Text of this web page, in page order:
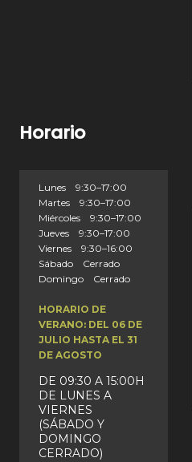
Horario
Lunes 9:30–17:00
Martes 9:30–17:00
Miércoles 9:30–17:00
Jueves 9:30–17:00
Viernes 9:30–16:00
Sábado Cerrado
Domingo Cerrado
HORARIO DE
VERANO: DEL 06 DE
JULIO HASTA EL 31
DE AGOSTO
DE 09:30 A 15:00H
DE LUNES A
VIERNES
(SÁBADO Y
DOMINGO
CERRADO)